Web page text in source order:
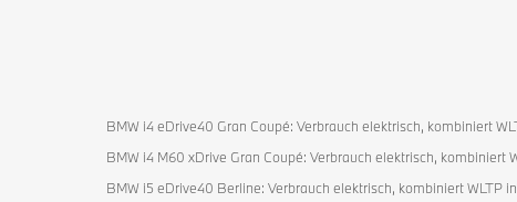
BMW i4 eDrive40 Gran Coupé: Verbrauch elektrisch, kombiniert
BMW i4 M60 xDrive Gran Coupé: Verbrauch elektrisch, kombiniert
BMW i5 eDrive40 Berline: Verbrauch elektrisch, kombiniert WLTP